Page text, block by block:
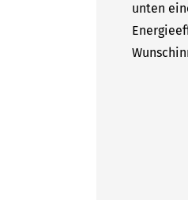
unten